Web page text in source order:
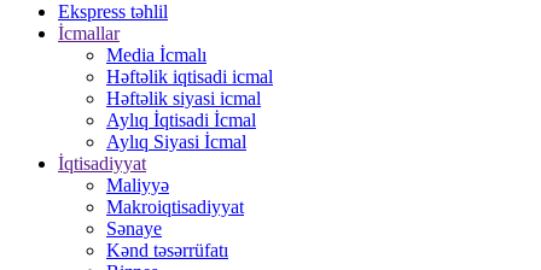
Ekspress təhlil
İcmallar
Media İcmalı
Həftəlik iqtisadi icmal
Həftəlik siyasi icmal
Aylıq İqtisadi İcmal
Aylıq Siyasi İcmal
İqtisadiyyat
Maliyyə
Makroiqtisadiyyat
Sənaye
Kənd təsərrüfatı